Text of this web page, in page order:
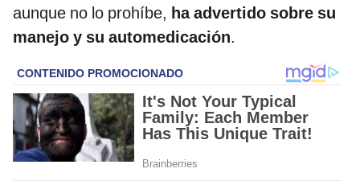
aunque no lo prohíbe, ha advertido sobre su
manejo y su automedicación.